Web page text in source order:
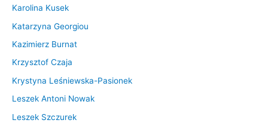
Karolina Kusek
Katarzyna Georgiou
Kazimierz Burnat
Krzysztof Czaja
Krystyna Leśniewska-Pasionek
Leszek Antoni Nowak
Leszek Szczurek